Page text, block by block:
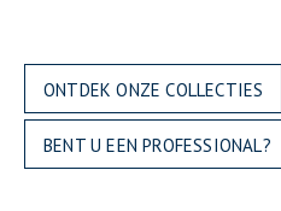
ONTDEK ONZE COLLECTIES
BENT U EEN PROFESSIONAL?